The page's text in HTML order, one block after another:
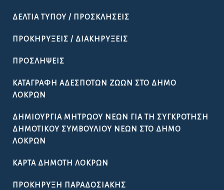
ΔΕΛΤΊΑ ΤΎΠΟΥ / ΠΡΟΣΚΛΉΣΕΙΣ
ΠΡΟΚΗΡΎΞΕΙΣ / ΔΙΑΚΗΡΎΞΕΙΣ
ΠΡΟΣΛΉΨΕΙΣ
ΚΑΤΑΓΡΑΦΉ ΑΔΈΣΠΟΤΩΝ ΖΏΩΝ ΣΤΟ ΔΉΜΟ
ΛΟΚΡΏΝ
ΔΗΜΙΟΥΡΓΊΑ ΜΗΤΡΏΟΥ ΝΈΩΝ ΓΙΑ ΤΗ ΣΥΓΚΡΌΤΗΣΗ
ΔΗΜΟΤΙΚΟΎ ΣΥΜΒΟΥΛΊΟΥ ΝΈΩΝ ΣΤΟ ΔΉΜΟ
ΛΟΚΡΏΝ
ΚΆΡΤΑ ΔΗΜΌΤΗ ΛΟΚΡΏΝ
ΠΡΟΚΉΡΥΞΗ ΠΑΡΑΔΟΣΙΑΚΉΣ